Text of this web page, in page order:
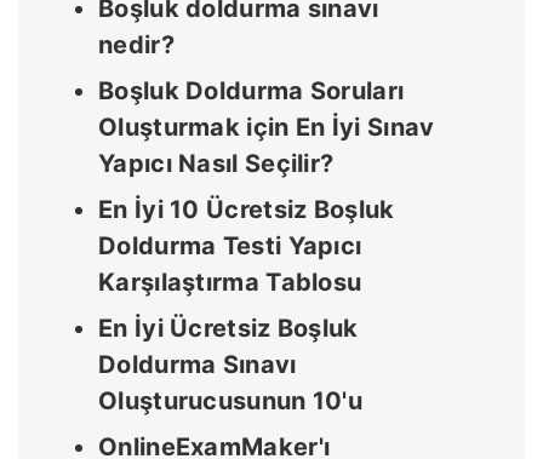
Boşluk doldurma sınavı
nedir?
Boşluk Doldurma Soruları
Oluşturmak için En İyi Sınav
Yapıcı Nasıl Seçilir?
En İyi 10 Ücretsiz Boşluk
Doldurma Testi Yapıcı
Karşılaştırma Tablosu
En İyi Ücretsiz Boşluk
Doldurma Sınavı
Oluşturucusunun 10'u
OnlineExamMaker'ı